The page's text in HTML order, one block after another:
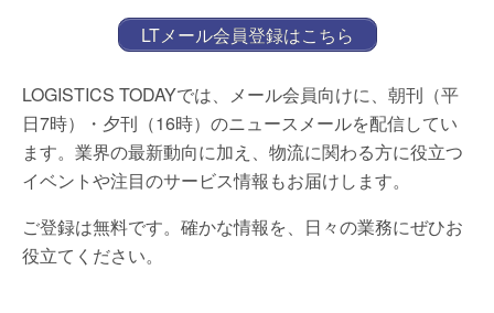
LTメール会員登録はこちら
LOGISTICS TODAYでは、メール会員向けに、朝刊（平
日7時）・夕刊（16時）のニュースメールを配信してい
ます。業界の最新動向に加え、物流に関わる方に役立つ
イベントや注目のサービス情報もお届けします。
ご登録は無料です。確かな情報を、日々の業務にぜひお
役立てください。